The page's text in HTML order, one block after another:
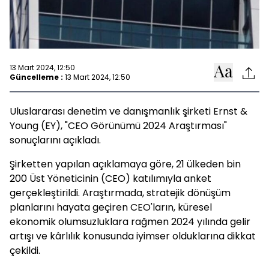
13 Mart 2024, 12:50
Güncelleme : 13 Mart 2024, 12:50
Uluslararası denetim ve danışmanlık şirketi Ernst &
Young (EY), "CEO Görünümü 2024 Araştırması"
sonuçlarını açıkladı.
Şirketten yapılan açıklamaya göre, 21 ülkeden bin
200 Üst Yöneticinin (CEO) katılımıyla anket
gerçekleştirildi. Araştırmada, stratejik dönüşüm
planlarını hayata geçiren CEO'ların, küresel
ekonomik olumsuzluklara rağmen 2024 yılında gelir
artışı ve kârlılık konusunda iyimser olduklarına dikkat
çekildi.